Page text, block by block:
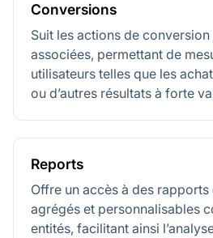
Conversions
Suit les actions de
associées, permettant de
utilisateurs telles que les
ou d’autres résultats à forte
Reports
Offre un accès à des
agrégés et personnalisables
entités, facilitant ainsi